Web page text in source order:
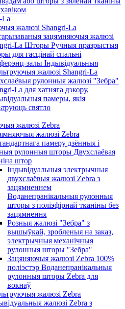
La
жалюзі Shangri-La
зацямняючыя жалюзі
La Шторы Ручныя празрыстыя
для гасцінай спальні
залы Індывідуальныя
жалюзі Shangri-La
рулонныя жалюзі "Зебра"
La для хатняга дэкору,
памеры, якія
святло
жалюзі Zebra
жалюзі Zebra
памеру дзённыя і
рулонныя шторы Двухслаёвая
штор
Індывідуальныя электрычныя
двухслаёвыя жалюзі Zebra з
зацямненнем
Воданепранікальныя рулонныя
шторы з поліэфірнай тканіны без
зацямнення
Розныя жалюзі "Зебра" з
вышыўкай, зробленыя на заказ,
электрычныя механічныя
рулонныя шторы "Зебра"
Зацяняючыя жалюзі Zebra 100%
поліэстэр Воданепранікальныя
рулонныя шторы Zebra для
вокнаў
жалюзі Zebra
жалюзі Zebra з